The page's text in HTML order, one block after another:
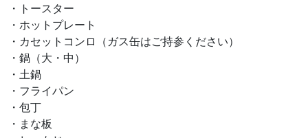
・トースター
・ホットプレート
・カセットコンロ（ガス缶はご持参ください）
・鍋（大・中）
・土鍋​
・フライパン
・包丁
・まな板